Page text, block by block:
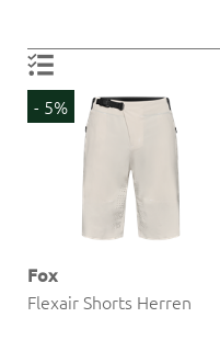
- 5%
Fox
Flexair Shorts Herren